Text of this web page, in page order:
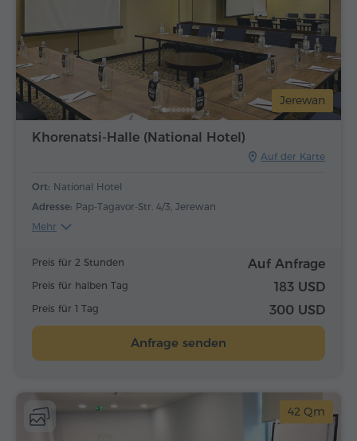
Jerewan
Khorenatsi-Halle (National Hotel)
Auf der Karte
Ort: National Hotel
Adresse: Pap-Tagavor-Str. 4/3, Jerewan
Mehr
Preis für 2 Stunden Auf Anfrage
Preis für halben Tag 183 USD
Preis für 1 Tag 300 USD
Anfrage senden
42 Qm